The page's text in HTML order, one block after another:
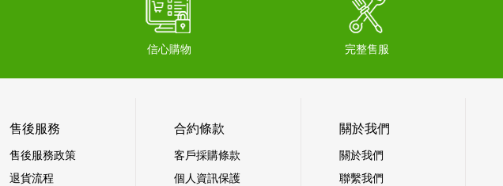
信心購物 完整售服
售後服務
售後服務政策
退貨流程
合約條款
客戶採購條款
個人資訊保護
關於我們
關於我們
聯繫我們